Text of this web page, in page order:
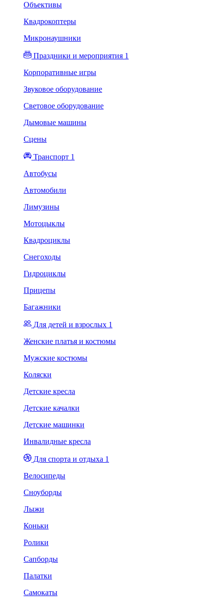
Объективы
Квадрокоптеры
Микронаушники
Праздники и мероприятия 1
Корпоративные игры
Звуковое оборудование
Световое оборудование
Дымовые машины
Сцены
Транспорт 1
Автобусы
Автомобили
Лимузины
Мотоцыклы
Квадроциклы
Снегоходы
Гидроциклы
Прицепы
Багажники
Для детей и взрослых 1
Женские платья и костюмы
Мужские костюмы
Коляски
Детские кресла
Детские качалки
Детские машинки
Инвалидные кресла
Для спорта и отдыха 1
Велосипеды
Сноуборды
Лыжи
Коньки
Ролики
Сапборды
Палатки
Самокаты